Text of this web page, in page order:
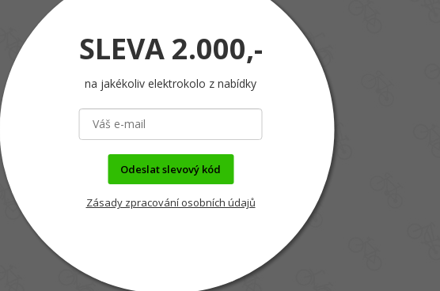
SLEVA 2.000,-
na jakékoliv elektrokolo z nabídky
Odeslat slevový kód
Zásady zpracování osobních údajů